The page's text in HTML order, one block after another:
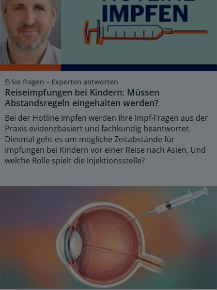
Sie fragen – Experten antworten
Reiseimpfungen bei Kindern: Müssen
Abstandsregeln eingehalten werden?
Bei der Hotline Impfen werden Ihre Impf-Fragen aus der
Praxis evidenzbasiert und fachkundig beantwortet.
Diesmal geht es um mögliche Zeitabstände für
Impfungen bei Kindern vor einer Reise nach Asien. Und
welche Rolle spielt die Injektionsstelle?